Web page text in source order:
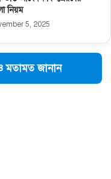
নিয়ম
5, 2025
মতামত জানান